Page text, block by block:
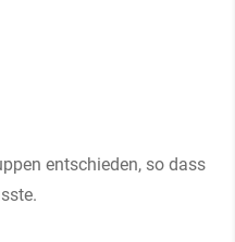
entschieden, so dass